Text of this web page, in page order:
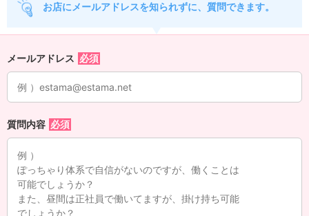
お店にメールアドレスを知られずに、質問できます。
メールアドレス
質問内容